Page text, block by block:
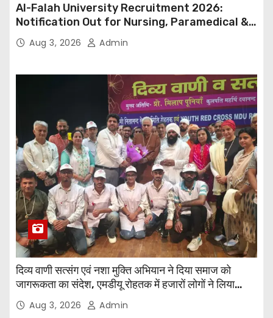
Al-Falah University Recruitment 2026:
Notification Out for Nursing, Paramedical &
Supporting Staff Posts, Apply Through Email
Aug 3, 2026 Admin
दिव्य वाणी सत्संग एवं नशा मुक्ति अभियान ने दिया समाज को
जागरूकता का संदेश, एमडीयू रोहतक में हजारों लोगों ने लिया
संकल्पAug 3, 2026 Admin